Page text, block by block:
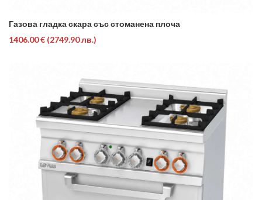
Газова гладка скара със стоманена плоча
1406.00 € (2749.90 лв.)